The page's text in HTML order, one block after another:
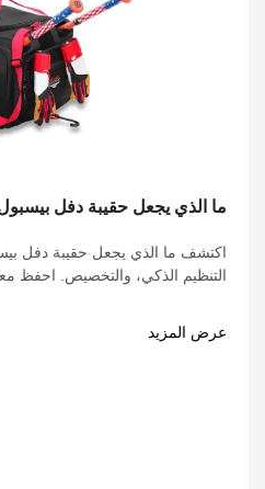
ما الذي يجعل حقيبة دفل
اكتشف ما الذي يجعل حقيبة دفل
التنظيم الذكي، والتخصيص. احفظ
عرض المزيد